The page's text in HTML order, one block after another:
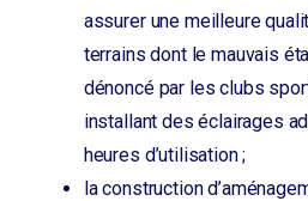
assurer une meilleure
terrains dont le mauvais
dénoncé par les clubs
installant des éclairages
heures d’utilisation ;
la construction